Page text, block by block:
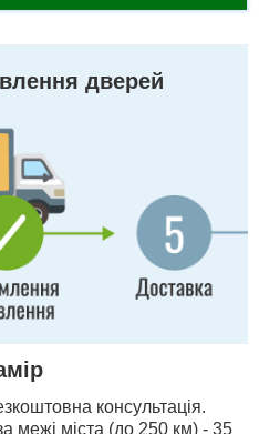
дверей
консультація.
межі міста (до 250 км) - 35